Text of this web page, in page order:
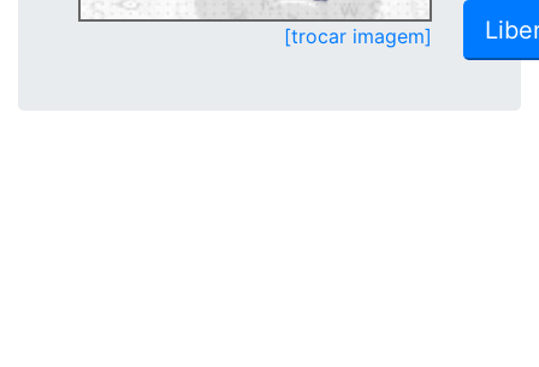
[trocar imagem]